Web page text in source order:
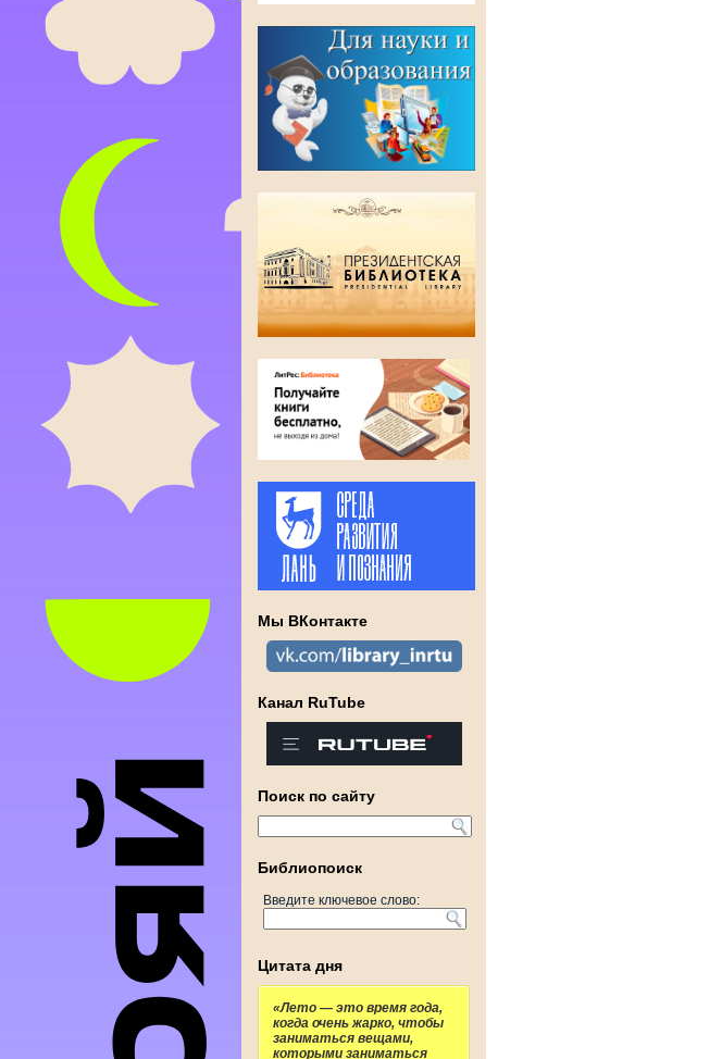
Мы ВКонтакте
Канал RuTube
Поиск по сайту
Библиопоиск
Введите ключевое слово:
Цитата дня
«Лето — это время года,
когда очень жарко, чтобы
заниматься вещами,
которыми заниматься